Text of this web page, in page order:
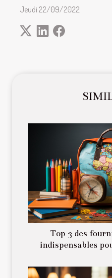
Top 3 des
indispensables
Jeudi 22/09/2022